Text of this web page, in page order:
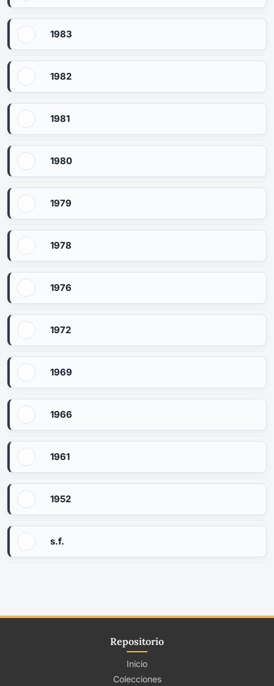
1983
1982
1981
1980
1979
1978
1976
1972
1969
1966
1961
1952
s.f.
Repositorio
Inicio
Colecciones